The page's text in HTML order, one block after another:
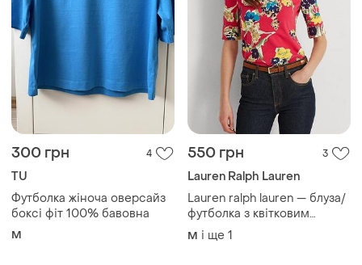
300 грн 4
TU
Футболка жіноча оверсайз
боксі фіт 100% бавовна
M
550 грн 3
Lauren Ralph Lauren
Lauren ralph lauren — блуза/
футболка з квітковим
принтом, m
M і ще 1